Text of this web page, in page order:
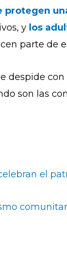
protegen
y los
parte de
despide
son las
el